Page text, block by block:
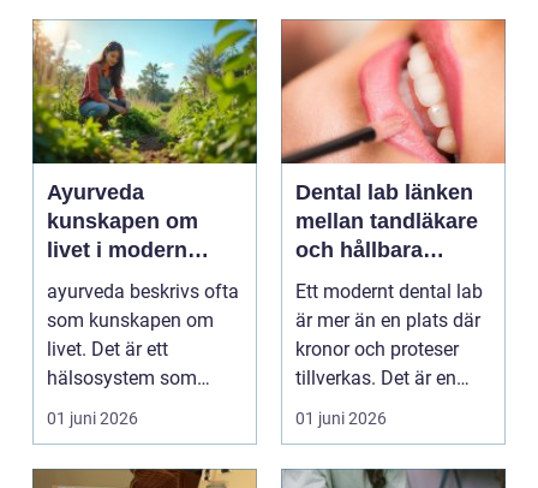
Ayurveda
kunskapen om
livet i modern
vardag
ayurveda beskrivs ofta
som kunskapen om
livet. Det är ett
hälsosystem som
betonar balans, helhet
och...
01 juni 2026
Dental lab länken
mellan tandläkare
och hållbara
leenden
Ett modernt dental lab
är mer än en plats där
kronor och proteser
tillverkas. Det är en
teknisk och ...
01 juni 2026